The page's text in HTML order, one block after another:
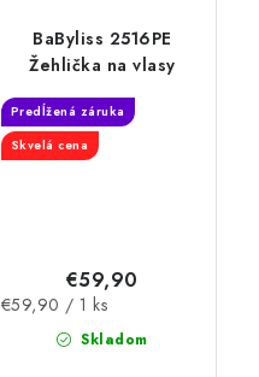
BaByliss 2516PE
Žehlička na vlasy
Predĺžená záruka
Skvelá cena
Skladom
€59,90
Jednotková
€59,90 / 1 ks